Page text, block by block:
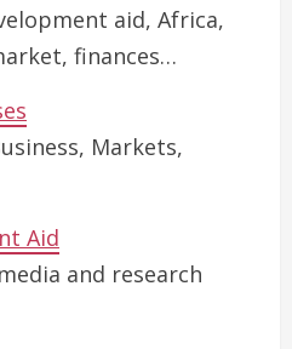
aid, Africa,
finances…
Markets,
Aid
and research